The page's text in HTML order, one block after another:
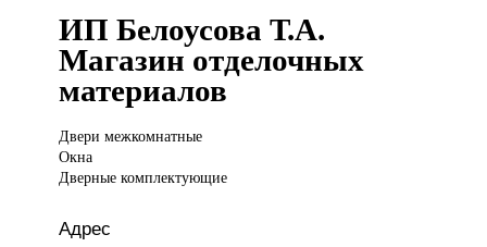
ИП Белоусова Т.А.
Магазин отделочных
материалов
Двери межкомнатные
Окна
Дверные комплектующие
Адрес